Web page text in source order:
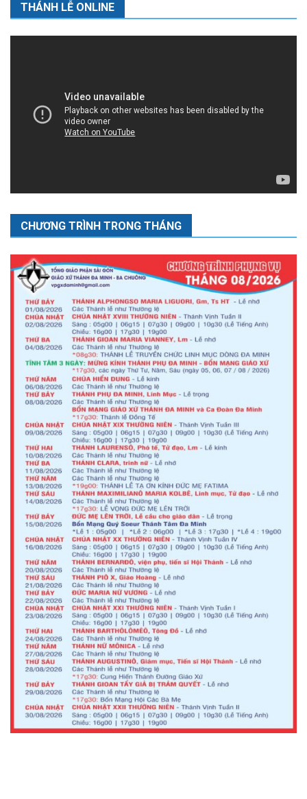
THÁNH LỄ ONLINE
CHƯƠNG TRÌNH TRONG THÁNG